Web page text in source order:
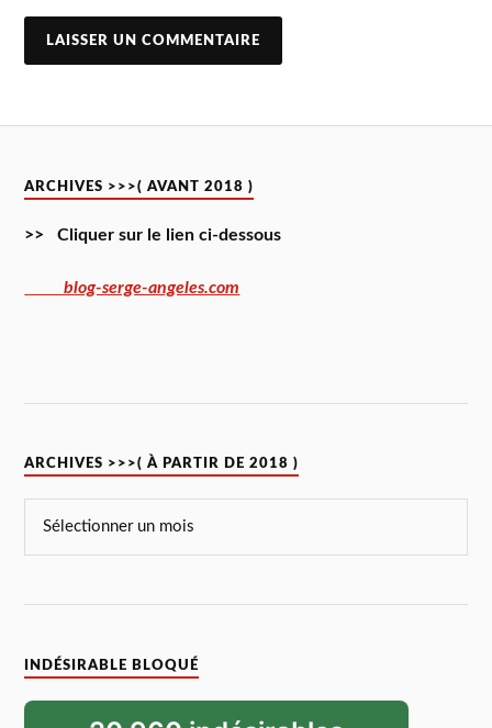
ARCHIVES >>>( AVANT 2018 )
>> Cliquer sur le lien ci-dessous
blog-serge-angeles.com
ARCHIVES >>>( À PARTIR DE 2018 )
INDÉSIRABLE BLOQUÉ